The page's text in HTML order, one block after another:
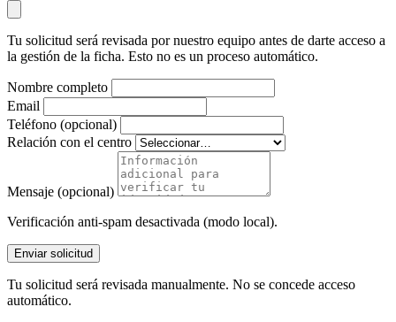
Tu solicitud será revisada por nuestro equipo antes de darte acceso a
la gestión de la ficha. Esto no es un proceso automático.
Nombre completo
Email
Teléfono (opcional)
Relación con el centro
Mensaje (opcional)
Verificación anti-spam desactivada (modo local).
Enviar solicitud
Tu solicitud será revisada manualmente. No se concede acceso
automático.